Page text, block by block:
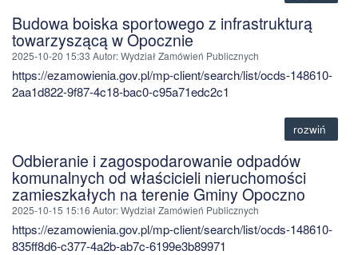
Budowa boiska sportowego z infrastrukturą
towarzyszącą w Opocznie
2025-10-20 15:33 Autor: Wydział Zamówień Publicznych
https://ezamowienia.gov.pl/mp-client/search/list/ocds-148610-
2aa1d822-9f87-4c18-bac0-c95a71edc2c1
rozwiń
Odbieranie i zagospodarowanie odpadów
komunalnych od właścicieli nieruchomości
zamieszkałych na terenie Gminy Opoczno
2025-10-15 15:16 Autor: Wydział Zamówień Publicznych
https://ezamowienia.gov.pl/mp-client/search/list/ocds-148610-
835ff8d6-c377-4a2b-ab7c-6199e3b89971